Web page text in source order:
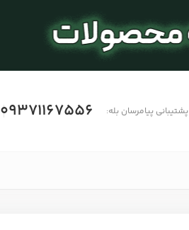
پشتیبانی پیامرسان بله: 09371167556